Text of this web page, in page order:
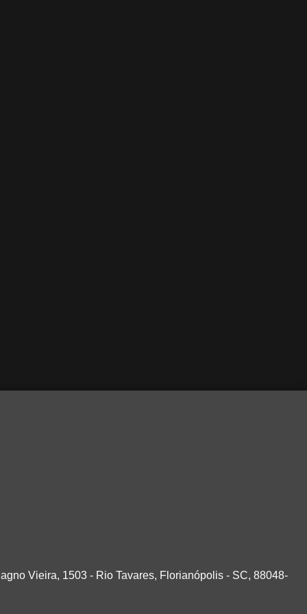
Vieira, 1503 - Rio Tavares, Florianópolis - SC, 88048-